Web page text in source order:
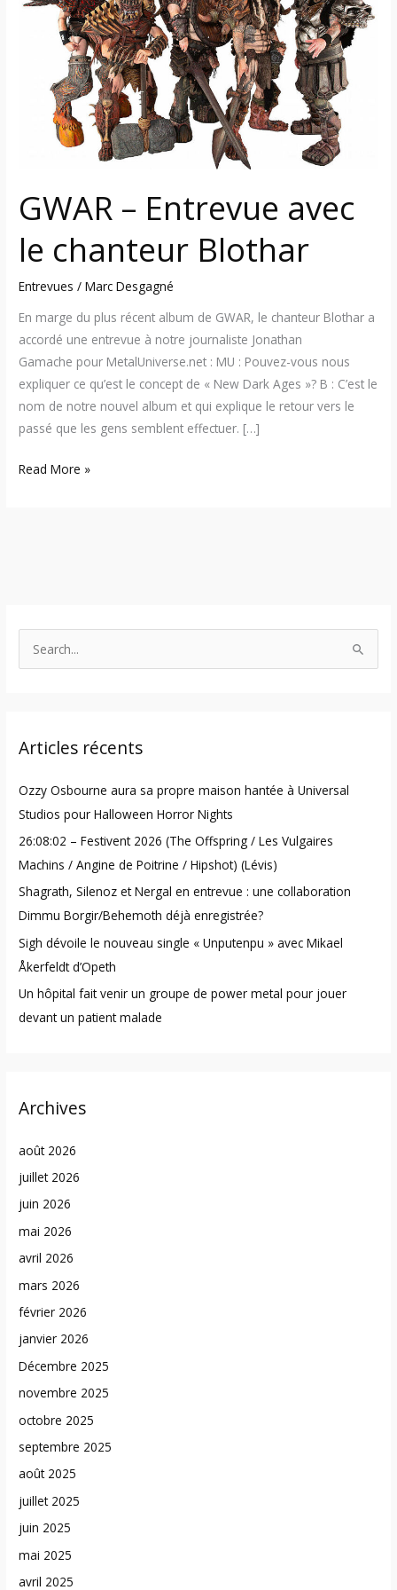
GWAR – Entrevue avec
le chanteur Blothar
Entrevues /Marc Desgagné
En marge du plus récent album de GWAR, le chanteur Blothar a
accordé une entrevue à notre journaliste Jonathan
Gamache pour MetalUniverse.net : MU : Pouvez-vous nous
expliquer ce qu’est le concept de « New Dark Ages »? B : C’est le
nom de notre nouvel album et qui explique le retour vers le
passé que les gens semblent effectuer. […]
avec
chanteur
Read More »
c
f
o
r
:
Articles récents
Ozzy Osbourne aura sa propre maison hantée à Universal
Studios pour Halloween Horror Nights
26:08:02 – Festivent 2026 (The Offspring / Les Vulgaires
Machins / Angine de Poitrine / Hipshot) (Lévis)
Shagrath, Silenoz et Nergal en entrevue : une collaboration
Dimmu Borgir/Behemoth déjà enregistrée?
Sigh dévoile le nouveau single « Unputenpu » avec Mikael
Åkerfeldt d’Opeth
Un hôpital fait venir un groupe de power metal pour jouer
devant un patient malade
Archives
août 2026
juillet 2026
juin 2026
mai 2026
avril 2026
mars 2026
février 2026
janvier 2026
Décembre 2025
novembre 2025
octobre 2025
septembre 2025
août 2025
juillet 2025
juin 2025
mai 2025
avril 2025